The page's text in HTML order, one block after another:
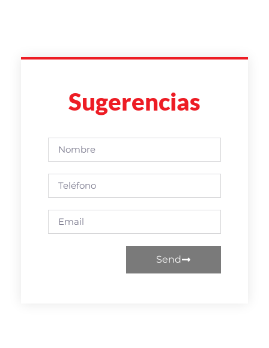
Sugerencias
Send